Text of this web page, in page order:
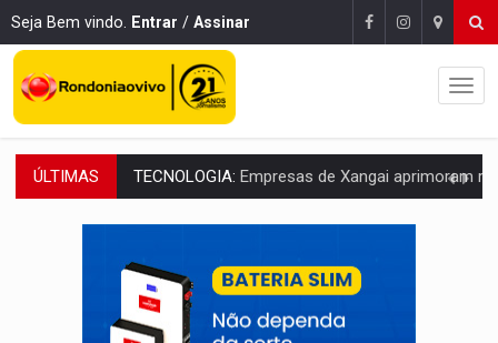
Seja Bem vindo. Entrar / Assinar
ÚLTIMAS PROTEGE A TERRA:China descobre como explodir asteroide com bomba
VÍDEO:Motociclista morre após bater na traseira de
PARECE UM NUGGET:Essa receita com frango virou o meu
EMPREENDEDORISMO: 7 negócios que podem começar com pouco dinheiro e